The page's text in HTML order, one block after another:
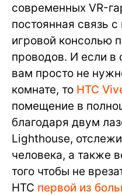
современных VR-
постоянная связь
игровой консолью
проводов. И если в
вам просто не
комнате, то HTC
помещение в
благодаря двум
Lighthouse,
человека, а также
того чтобы не
HTC первой из